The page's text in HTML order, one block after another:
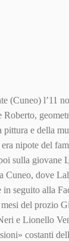
(Cuneo) l’11
e della
nipote del
sulla giovane
Cuneo, dove
seguito alla
del prozio
e Lionello
costanti